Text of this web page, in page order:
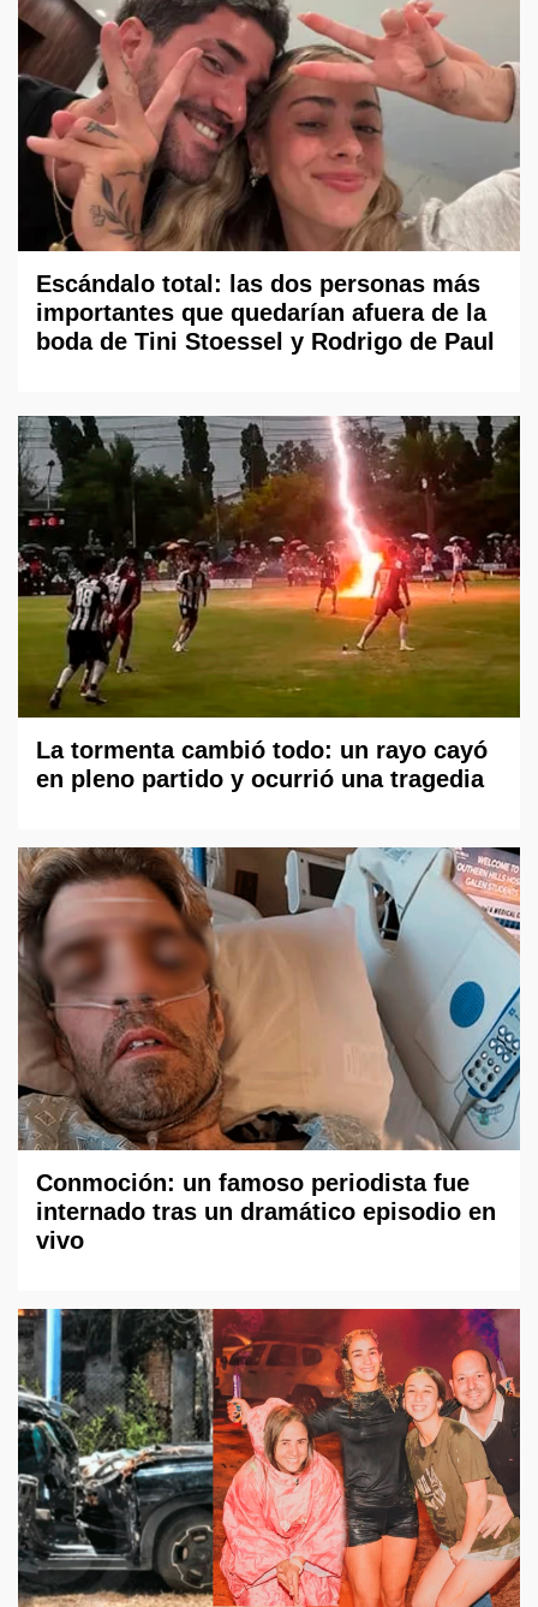
Escándalo total: las dos personas más
importantes que quedarían afuera de la
boda de Tini Stoessel y Rodrigo de Paul
La tormenta cambió todo: un rayo cayó
en pleno partido y ocurrió una tragedia
Conmoción: un famoso periodista fue
internado tras un dramático episodio en
vivo